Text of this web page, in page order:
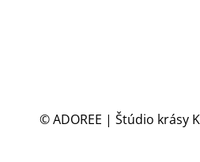
© ADOREE | Štúdio krásy